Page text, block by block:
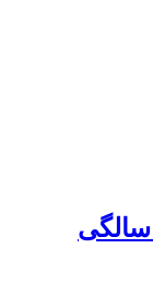
شبی با استایل؛ ویژه‌برنامه‌ی ۴ سالگی